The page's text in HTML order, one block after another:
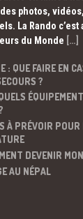
photos,
La Rando c’est
du Monde […]
: QUE FAIRE EN
?
À PRÉVOIR
DEVENIR
AU NÉPAL